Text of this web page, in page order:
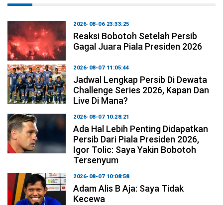
2026-08-06 23:33:25
Reaksi Bobotoh Setelah Persib
Gagal Juara Piala Presiden 2026
2026-08-07 11:05:44
Jadwal Lengkap Persib Di Dewata
Challenge Series 2026, Kapan Dan
Live Di Mana?
2026-08-07 10:28:21
Ada Hal Lebih Penting Didapatkan
Persib Dari Piala Presiden 2026,
Igor Tolic: Saya Yakin Bobotoh
Tersenyum
2026-08-07 10:08:58
Adam Alis B Aja: Saya Tidak
Kecewa